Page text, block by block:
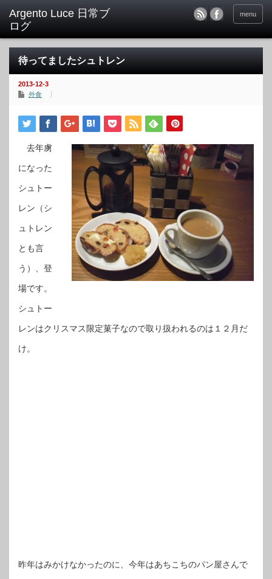
menu
待ってましたシュトレン
2013-12-3
外食
去年虜
になった
シュトー
レン（シ
ュトレン
とも言
う）、登
場です。
シュトー
レンはクリスマス限定菓子なので取り扱われるのは１２月だ
け。
昨年はみかけなかったのに、今年はあちこちのパン屋さんで